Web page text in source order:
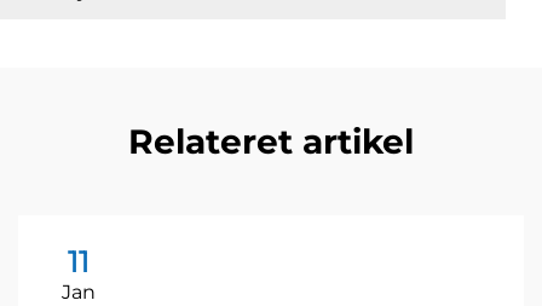
Relateret artikel
11
Jan